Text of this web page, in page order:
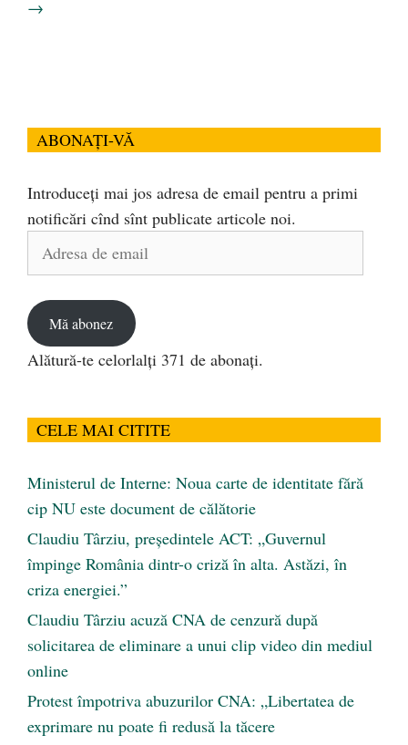
→
ABONAȚI-VĂ
Introduceți mai jos adresa de email pentru a primi
notificări cînd sînt publicate articole noi.
Adresa
Mă abonez
Alătură-te celorlalți 371 de abonați.
CELE MAI CITITE
Ministerul de Interne: Noua carte de identitate fără
cip NU este document de călătorie
Claudiu Târziu, președintele ACT: „Guvernul
împinge România dintr-o criză în alta. Astăzi, în
criza energiei.”
Claudiu Târziu acuză CNA de cenzură după
solicitarea de eliminare a unui clip video din mediul
online
Protest împotriva abuzurilor CNA: „Libertatea de
exprimare nu poate fi redusă la tăcere